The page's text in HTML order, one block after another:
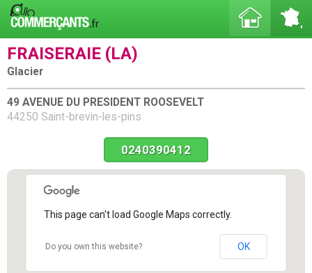
FRAISERAIE (LA)
Glacier
49 AVENUE DU PRESIDENT ROOSEVELT
44250 Saint-brevin-les-pins
0240390412
This page can't load Google Maps correctly.
Do you own this website? OK